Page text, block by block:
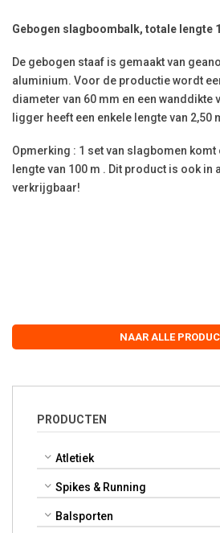
NAAR ALLE
PRODUCTEN
Atletiek
Spikes & Running
Balsporten
Gebogen slagboombalk, totale lengte
De gebogen staaf is gemaakt van
aluminium. Voor de productie wordt
diameter van 60 mm en een wanddikte
ligger heeft een enkele lengte van 2,50
Opmerking : 1 set van slagbomen
lengte van 100 m . Dit product is ook in
verkrijgbaar!